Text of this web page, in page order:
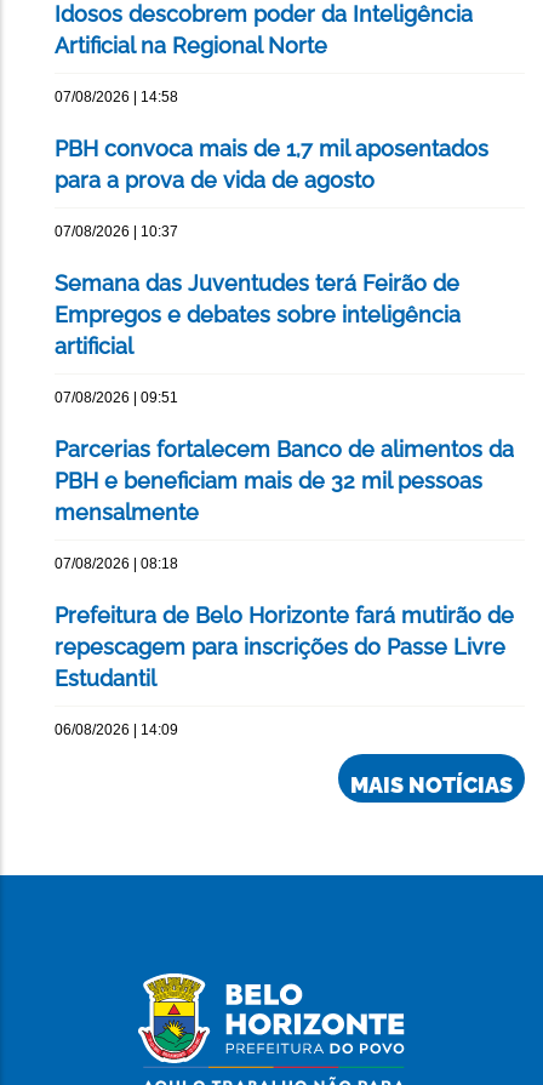
Idosos descobrem poder da Inteligência
Artificial na Regional Norte
07/08/2026 | 14:58
PBH convoca mais de 1,7 mil aposentados
para a prova de vida de agosto
07/08/2026 | 10:37
Semana das Juventudes terá Feirão de
Empregos e debates sobre inteligência
artificial
07/08/2026 | 09:51
Parcerias fortalecem Banco de alimentos da
PBH e beneficiam mais de 32 mil pessoas
mensalmente
07/08/2026 | 08:18
Prefeitura de Belo Horizonte fará mutirão de
repescagem para inscrições do Passe Livre
Estudantil
06/08/2026 | 14:09
MAIS NOTÍCIAS